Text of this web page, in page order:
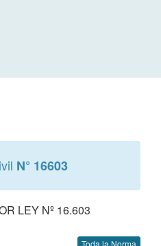
N° 16603
LEY Nº 16.603
Toda la Norma